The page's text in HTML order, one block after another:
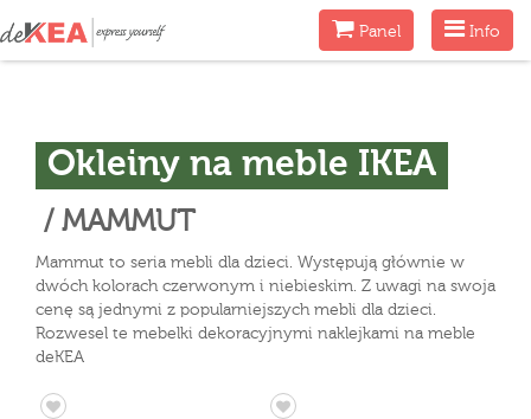
Menu
Info
MenuPanel
Okleiny na meble IKEA
/ MAMMUT
Mammut to seria mebli dla dzieci. Występują głównie w
dwóch kolorach czerwonym i niebieskim. Z uwagi na swoja
cenę są jednymi z popularniejszych mebli dla dzieci.
Rozwesel te mebelki dekoracyjnymi naklejkami na meble
deKEA